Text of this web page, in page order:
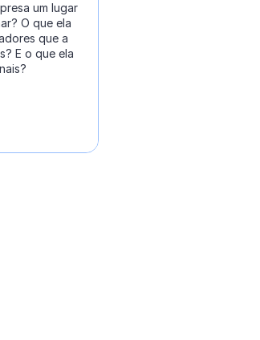
um lugar
O que ela
que a
E o que ela